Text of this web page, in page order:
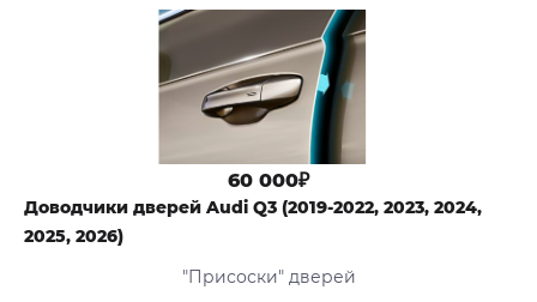
60 000₽
Доводчики дверей Audi Q3 (2019-2022, 2023, 2024,
2025, 2026)
"Присоски" дверей